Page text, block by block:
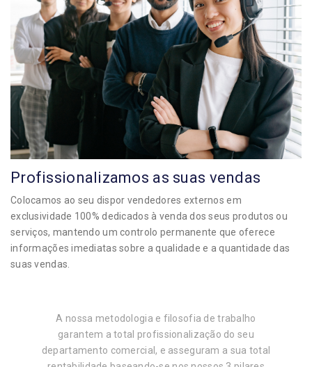
Profissionalizamos as suas vendas
Colocamos ao seu dispor vendedores externos em
exclusividade 100% dedicados à venda dos seus produtos ou
serviços, mantendo um controlo permanente que oferece
informações imediatas sobre a qualidade e a quantidade das
suas vendas.
A nossa metodologia e filosofia de trabalho
garantem a total profissionalização do seu
departamento comercial, e asseguram a sua total